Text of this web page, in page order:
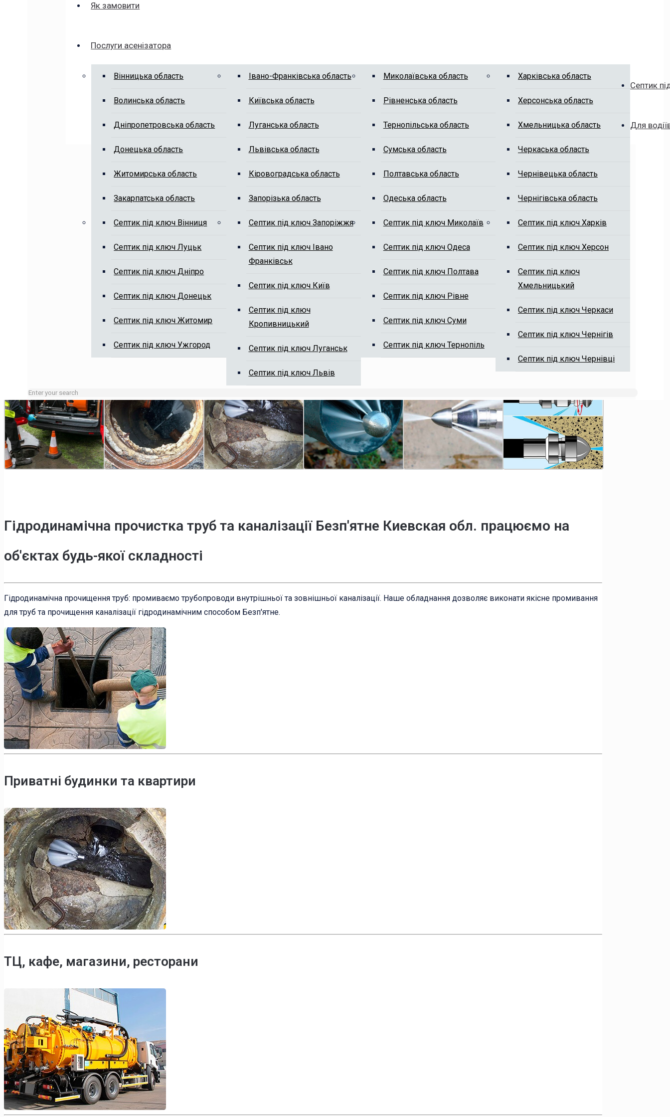
Як замовити
Послуги асенізатора
Вінницька область
Волинська область
Дніпропетровська область
Донецька область
Житомирська область
Закарпатська область
Івано-Франківська область
Київська область
Луганська область
Львівська область
Кіровоградська область
Запорізька область
Миколаївська область
Рівненська область
Тернопільська область
Сумська область
Полтавська область
Одеська область
Харківська область
Херсонська область
Хмельницька область
Черкаська область
Чернівецька область
Чернігівська область
Септик
Септик під ключ Вінниця
Септик під ключ Луцьк
Септик під ключ Дніпро
Септик під ключ Донецьк
Септик під ключ Житомир
Септик під ключ Ужгород
Септик під ключ Запоріжжя
Септик під ключ Івано
Франківськ
Септик під ключ Київ
Септик під ключ
Кропивницький
Септик під ключ Луганськ
Септик під ключ Львів
Септик під ключ Миколаїв
Септик під ключ Одеса
Септик під ключ Полтава
Септик під ключ Рівне
Септик під ключ Суми
Септик під ключ Тернопіль
Септик під ключ Харків
Септик під ключ Херсон
Септик під ключ
Хмельницький
Септик під ключ Черкаси
Септик під ключ Чернігів
Септик під ключ Чернівці
Для
Викачка вигрібних ям, чистка ям від мулу
Зайняті лінії або неробочий час залишайте заявку на сайті, ми Вам передзвонимо.
Гідродинамічна прочистка труб та каналізації Безп'ятне Киевская обл. працюємо на
об'єктах будь-якої складності
Гідродинамічна прочищення труб: промиваємо трубопроводи внутрішньої та зовнішньої каналізації. Наше обладнання дозволяє виконати якісне промивання
для труб та прочищення каналізації гідродинамічним способом Безп'ятне.
Приватні будинки та квартири
ТЦ, кафе, магазини, ресторани